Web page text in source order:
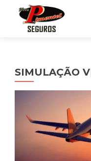
SIMULAÇÃO